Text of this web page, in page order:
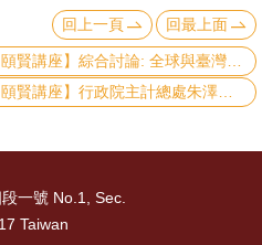
回上一頁
回最上面
上一則:【頤賢講座】綜合討論: 全球與臺灣的所得分配與貧窮問題及對策-2024.05.30
下一則:【頤賢講座】行政院主計總處朱澤民主計長: 「臺灣地區家庭所得分配與財富分配現況」-2024.05.16
一號 No.1, Sec.
Taiwan